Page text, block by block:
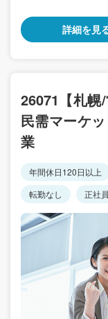
詳細を見
26071【札幌
民需マーケ
業
年間休日120日以上
転勤なし
正社員